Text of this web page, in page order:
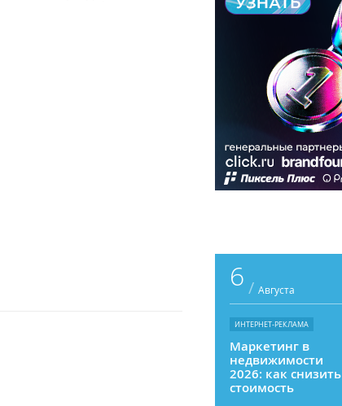
6 / Августа
ИНТЕРНЕТ-РЕКЛАМА
Маркетинг в
недвижимости
2026: как снизить
стоимость